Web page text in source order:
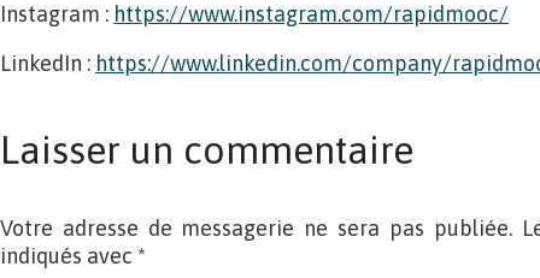
Instagram : https://www.instagram.com/rapidmooc/
LinkedIn : https://www.linkedin.com/company/
Laisser un commentaire
Votre adresse de messagerie ne sera pas publiée.
indiqués avec *